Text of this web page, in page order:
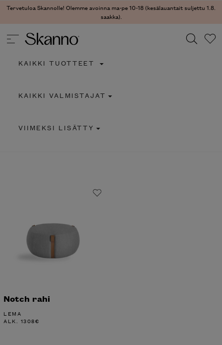
Tervetuloa Skannolle! Olemme avoinna ma-pe 10-18 (kesälauantait suljettu 1.8.
saakka).
Type 2 or more characters for results.
KAIKKI TUOTTEET
KAIKKI VALMISTAJAT
VIIMEKSI LISÄTTY
Notch rahi
LEMA
ALK. 1308€